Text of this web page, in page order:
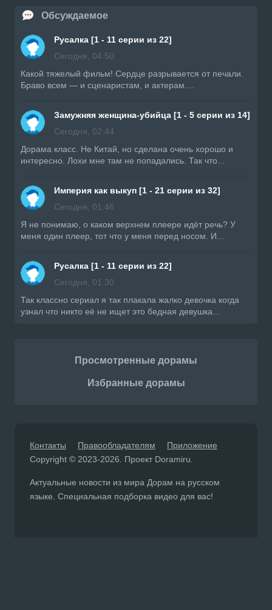
Обсуждаемое
Русалка [1 - 11 серии из 22]
Сегодня, 04:50
Какой тяжелый фильм! Сердце разрывается от печали.
Браво всем — и сценаристам, и актерам....
Замужняя женщина-убийца [1 - 5 серии из 14]
Сегодня, 02:44
Дорама класс. Не Китай, но сделана очень хорошо и
интересно. Лохи мне там не попадались. Так что...
Империя как выкуп [1 - 21 серии из 32]
Сегодня, 01:46
Я не понимаю, о каком верхнем плеере идёт речь? У
меня один плеер, тот что у меня перед носом. И...
Русалка [1 - 11 серии из 22]
Сегодня, 01:30
Так классно сериал я так плакала жалко девочка когда
узнал что никто её не ищет это бедная девушка...
Просмотренные дорамы
Избранные дорамы
Контакты Правообладателям
Приложение
Copyright © 2023-2026. Проект Doramiru.
Актуальные новости из мира Дорам на русском
языке. Специальная подборка видео для вас!